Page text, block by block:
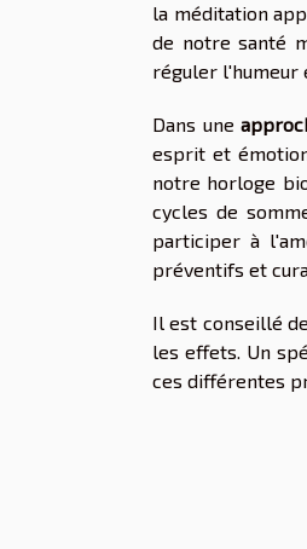
la méditation
de notre santé
réguler l'humeur
Dans une
esprit et
notre horloge
cycles de
participer à
préventifs et
Il est conseillé
les effets. Un
ces différentes